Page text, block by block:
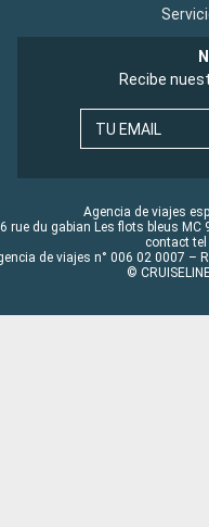
Recibe
TU EMAIL
Agencia de viajes
rue du gabian Les flots bleus
contact
de viajes n° 006 02 0007 –
©